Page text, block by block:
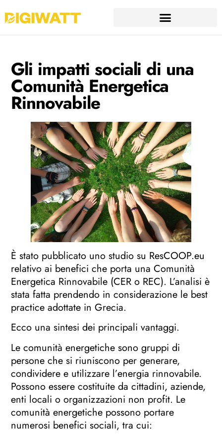
Gli impatti sociali di una
Comunità Energetica
Rinnovabile
È stato pubblicato uno studio su ResCOOP.eu
relativo ai benefici che porta una Comunità
Energetica Rinnovabile (CER o REC). L’analisi è
stata fatta prendendo in considerazione le best
practice adottate in Grecia.
Ecco una sintesi dei principali vantaggi.
Le comunità energetiche sono gruppi di
persone che si riuniscono per generare,
condividere e utilizzare l’energia rinnovabile.
Possono essere costituite da cittadini, aziende,
enti locali o organizzazioni non profit. Le
comunità energetiche possono portare
numerosi benefici sociali, tra cui: